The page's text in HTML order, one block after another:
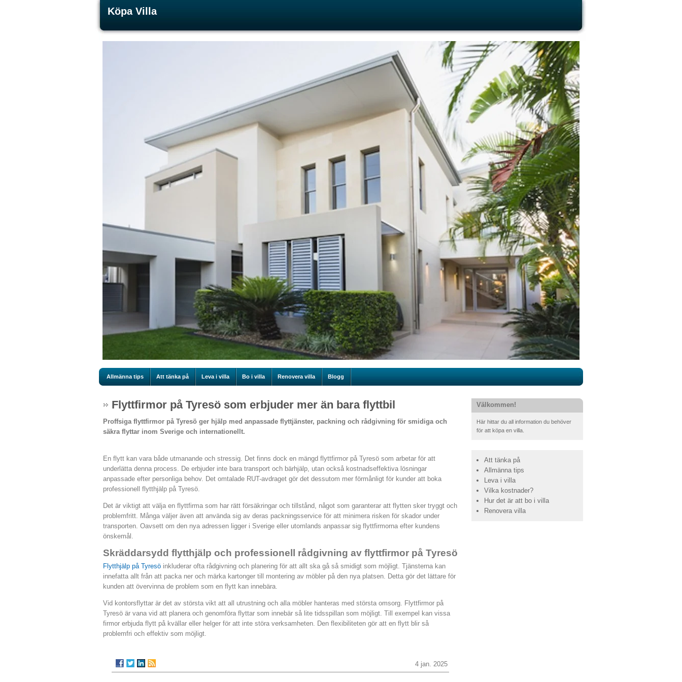
Köpa Villa
Allmänna tips Att tänka på Leva i villa Bo i villa Renovera villa Blogg
Välkommen!
Här hittar du all information du behöver
för att köpa en villa.
Att tänka på
Allmänna tips
Leva i villa
Vilka kostnader?
Hur det är att bo i villa
Renovera villa
Flyttfirmor på Tyresö som erbjuder mer än bara flyttbil
Proffsiga flyttfirmor på Tyresö ger hjälp med anpassade flyttjänster, packning och rådgivning för smidiga och
säkra flyttar inom Sverige och internationellt.
En flytt kan vara både utmanande och stressig. Det finns dock en mängd flyttfirmor på Tyresö som arbetar för att
underlätta denna process. De erbjuder inte bara transport och bärhjälp, utan också kostnadseffektiva lösningar
anpassade efter personliga behov. Det omtalade RUT-avdraget gör det dessutom mer förmånligt för kunder att boka
professionell flytthjälp på Tyresö.
Det är viktigt att välja en flyttfirma som har rätt försäkringar och tillstånd, något som garanterar att flytten sker tryggt och
problemfritt. Många väljer även att använda sig av deras packningsservice för att minimera risken för skador under
transporten. Oavsett om den nya adressen ligger i Sverige eller utomlands anpassar sig flyttfirmorna efter kundens
önskemål.
Skräddarsydd flytthjälp och professionell rådgivning av flyttfirmor på Tyresö
Flytthjälp på Tyresö inkluderar ofta rådgivning och planering för att allt ska gå så smidigt som möjligt. Tjänsterna kan
innefatta allt från att packa ner och märka kartonger till montering av möbler på den nya platsen. Detta gör det lättare för
kunden att övervinna de problem som en flytt kan innebära.
Vid kontorsflyttar är det av största vikt att all utrustning och alla möbler hanteras med största omsorg. Flyttfirmor på
Tyresö är vana vid att planera och genomföra flyttar som innebär så lite tidsspillan som möjligt. Till exempel kan vissa
firmor erbjuda flytt på kvällar eller helger för att inte störa verksamheten. Den flexibiliteten gör att en flytt blir så
problemfri och effektiv som möjligt.
4 jan. 2025